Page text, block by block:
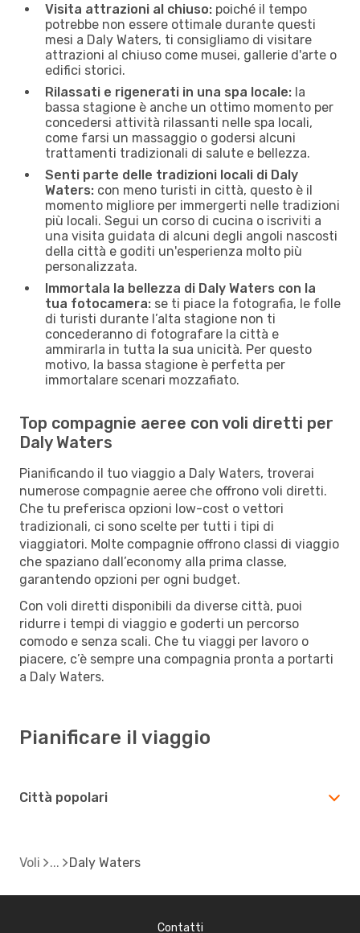
Visita attrazioni al chiuso: poiché il tempo
potrebbe non essere ottimale durante questi
mesi a Daly Waters, ti consigliamo di visitare
attrazioni al chiuso come musei, gallerie d'arte o
edifici storici.
Rilassati e rigenerati in una spa locale: la
bassa stagione è anche un ottimo momento per
concedersi attività rilassanti nelle spa locali,
come farsi un massaggio o godersi alcuni
trattamenti tradizionali di salute e bellezza.
Senti parte delle tradizioni locali di Daly
Waters: con meno turisti in città, questo è il
momento migliore per immergerti nelle tradizioni
più locali. Segui un corso di cucina o iscriviti a
una visita guidata di alcuni degli angoli nascosti
della città e goditi un'esperienza molto più
personalizzata.
Immortala la bellezza di Daly Waters con la
tua fotocamera: se ti piace la fotografia, le folle
di turisti durante l’alta stagione non ti
concederanno di fotografare la città e
ammirarla in tutta la sua unicità. Per questo
motivo, la bassa stagione è perfetta per
immortalare scenari mozzafiato.
Top compagnie aeree con voli diretti per
Daly Waters
Pianificando il tuo viaggio a Daly Waters, troverai
numerose compagnie aeree che offrono voli diretti.
Che tu preferisca opzioni low-cost o vettori
tradizionali, ci sono scelte per tutti i tipi di
viaggiatori. Molte compagnie offrono classi di viaggio
che spaziano dall’economy alla prima classe,
garantendo opzioni per ogni budget.
Con voli diretti disponibili da diverse città, puoi
ridurre i tempi di viaggio e goderti un percorso
comodo e senza scali. Che tu viaggi per lavoro o
piacere, c’è sempre una compagnia pronta a portarti
a Daly Waters.
Pianificare il viaggio
Città popolari
Voli Daly Waters
Contatti